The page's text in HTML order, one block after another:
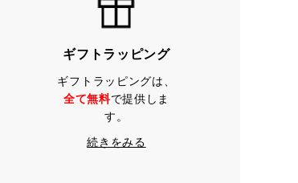
ギフトラッピング
ギフトラッピングは、
全て無料で提供しま
す。
続きをみる